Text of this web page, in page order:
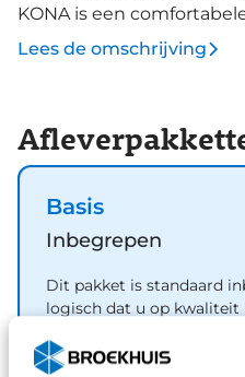
KONA is een
Deze gloednieuwe
brandstofverbruik. Deze
rijervaring met eersteklas
stoelverwarming, een
op deze auto is de
afstand kunt openen.
schuif- en kanteldak, 18
delen neerklapbare
Lees de omschrijving
Basis
Inbegrepen
Dit pakket is standaard
logisch dat u op kwaliteit